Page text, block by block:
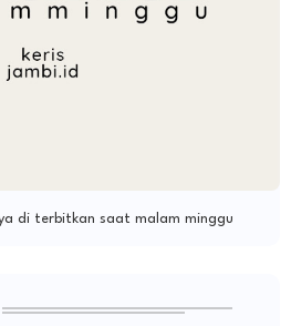
di terbitkan saat malam minggu